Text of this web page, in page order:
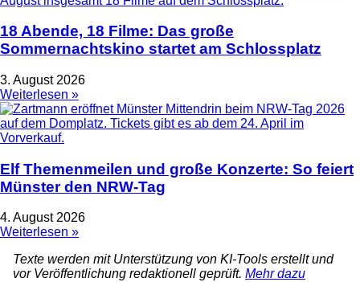
18 Abende, 18 Filme: Das große
Sommernachtskino startet am Schlossplatz
3. August 2026
Weiterlesen »
Elf Themenmeilen und große Konzerte: So feiert
Münster den NRW-Tag
4. August 2026
Weiterlesen »
Texte werden mit Unterstützung von KI-Tools erstellt und
vor Veröffentlichung redaktionell geprüft. Mehr dazu